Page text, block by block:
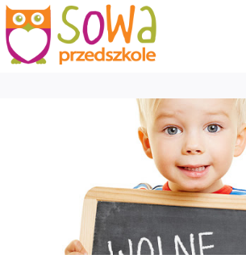
Przejdź
do
treści